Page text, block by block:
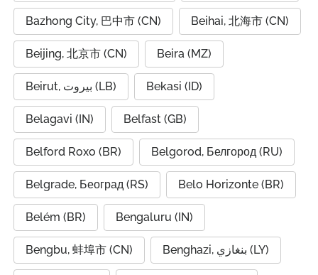
Bazhong City, 巴中市 (CN) Beihai, 北海市 (CN)
Beijing, 北京市 (CN) Beira (MZ)
Beirut, بيروت (LB) Bekasi (ID)
Belagavi (IN) Belfast (GB)
Belford Roxo (BR) Belgorod, Белгород (RU)
Belgrade, Београд (RS) Belo Horizonte (BR)
Belém (BR) Bengaluru (IN)
Bengbu, 蚌埠市 (CN) Benghazi, بنغازي (LY)